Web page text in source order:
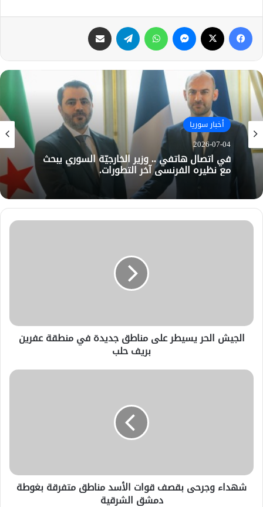
فيسبوك ماسنجر واتساب تيلقرام
أخبار سوريا
2026-07-04
في اتصال هاتفي .. وزير الخارجيّة السوري يبحث
مع نظيره الفرنسي آخر التطورات.
الجيش الحر يسيطر على مناطق جديدة في منطقة عفرين
بريف حلب
شهداء وجرحى بقصف قوات الأسد مناطق متفرقة بغوطة
دمشق الشرقية